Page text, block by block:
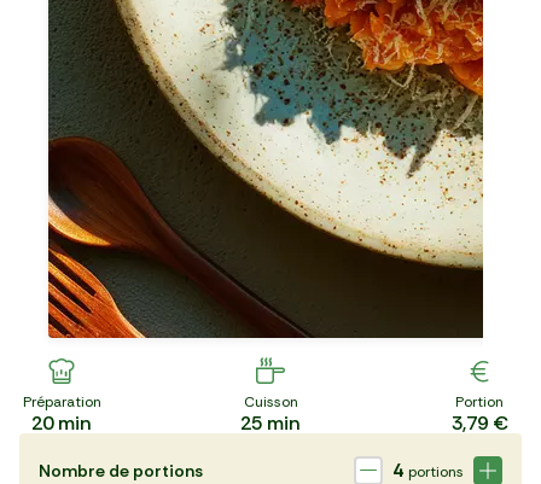
Préparation
20min
Cuisson
25 min
Portion
3,79 €
Nombre de portions 4 portions